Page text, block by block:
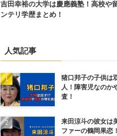
吉田幸裕の大学は慶應義塾！高校や
ンテリ学歴まとめ！
人気記事
猪口邦子の子供は
人！障害児なのか
査！
来田涼斗の彼女は
ファーの鶴岡果恋